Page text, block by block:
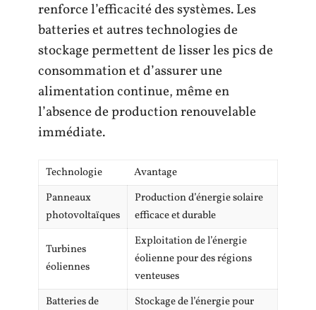
renforce l’efficacité des systèmes. Les
batteries et autres technologies de
stockage permettent de lisser les pics de
consommation et d’assurer une
alimentation continue, même en
l’absence de production renouvelable
immédiate.
Technologie
Avantage
Panneaux
photovoltaïques
Production d’énergie solaire
efficace et durable
Turbines
éoliennes
Exploitation de l’énergie
éolienne pour des régions
venteuses
Batteries de
Stockage de l’énergie pour